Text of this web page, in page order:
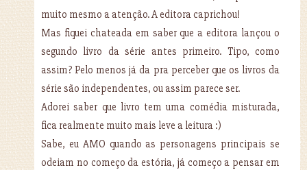
muito mesmo a atenção. A editora caprichou!
Mas fiquei chateada em saber que a editora lançou o
segundo livro da série antes primeiro. Tipo, como
assim? Pelo menos já da pra perceber que os livros da
série são independentes, ou assim parece ser.
Adorei saber que livro tem uma comédia misturada,
fica realmente muito mais leve a leitura :)
Sabe, eu AMO quando as personagens principais se
odeiam no começo da estória, já começo a pensar em